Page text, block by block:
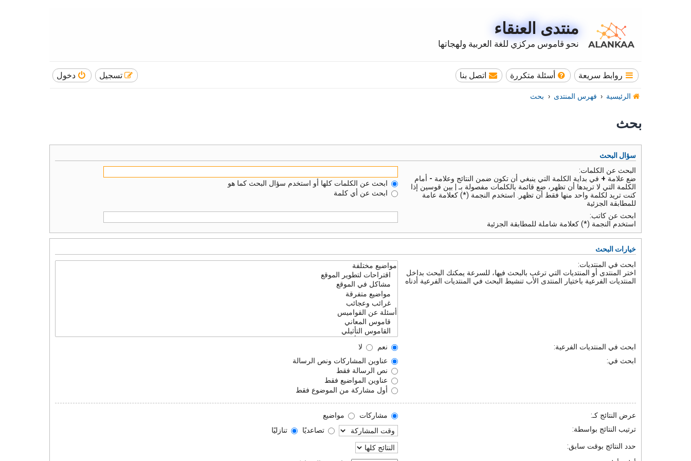
منتدى العنقاء
نحو قاموس مركزي للغة العربية ولهجاتها
روابط سريعة أسئلة متكررة اتصل بنا دخول تسجيل
الرئيسية فهرس المنتدى بحث
بحث
سؤال البحث
البحث عن الكلمات:
ضع علامة + في بداية الكلمة التي ينبغي أن تكون ضمن النتائج وعلامة - أمام
الكلمة التي لا تريدها أن تظهر، ضع قائمة بالكلمات مفصولة بـ
بين قوسين إذا
كنت تريد لكلمة واحد منها فقط أن تظهر. استخدم النجمة (*) كعلامة عامة
للمطابقة الجزئية
ابحث عن الكلمات كلها أو استخدم سؤال البحث كما هو
ابحث عن أي كلمة
ابحث عن كاتب:
استخدم النجمة (*) كعلامة شاملة للمطابقة الجزئية
خيارات البحث
ابحث في المنتديات:
اختر المنتدى أو المنتديات التي ترغب بالبحث فيها، للسرعة يمكنك البحث بداخل
المنتديات الفرعية باختيار المنتدى الأب تنشيط البحث في المنتديات الفرعية أدناه
ابحث في المنتديات الفرعية: نعم
لا
ابحث في:
عناوين المشاركات ونص الرسالة
نص الرسالة فقط
عناوين المواضيع فقط
أول مشاركة من الموضوع فقط
عرض النتائج كـ: مشاركات
مواضيع
ترتيب النتائج بواسطة:
تصاعديًا
تنازليًا
حدد النتائج بوقت سابق: